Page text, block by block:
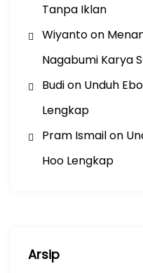
Tanpa Iklan
Wiyantoon
Nagabumi Karya
Budion Unduh
Lengkap
Pram Ismailon
Hoo Lengkap
Arsip